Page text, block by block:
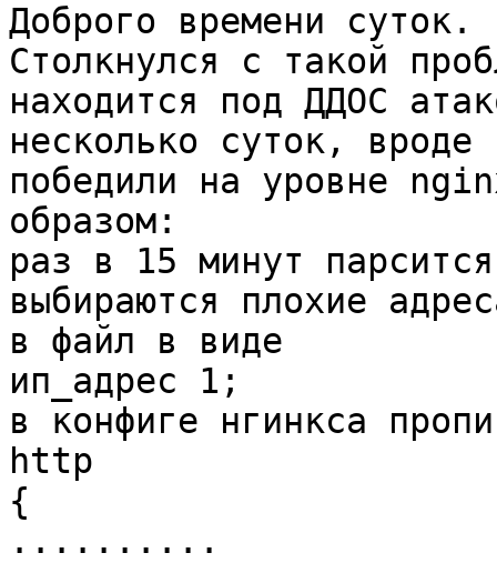
Доброго времени суток.
Столкнулся с такой
находится под ДДОС
несколько суток, вроде
победили на уровне
образом:
раз в 15 минут
выбираются плохие
в файл в виде
ип_адрес 1;
в конфиге нгинкса
http
{
..........